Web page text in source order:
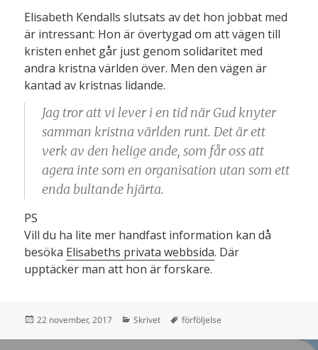
Elisabeth Kendalls slutsats av det hon jobbat med
är intressant: Hon är övertygad om att vägen till
kristen enhet går just genom solidaritet med
andra kristna världen över. Men den vägen är
kantad av kristnas lidande.
Jag tror att vi lever i en tid när Gud knyter
samman kristna världen runt. Det är ett
verk av den helige ande, som får oss att
agera inte som en organisation utan som ett
enda bultande hjärta.
PS
Vill du ha lite mer handfast information kan då
besöka Elisabeths privata webbsida. Där
upptäcker man att hon är forskare.
Postat
22 november, 2017 Kategorier
Skrivet Taggar
förföljelse